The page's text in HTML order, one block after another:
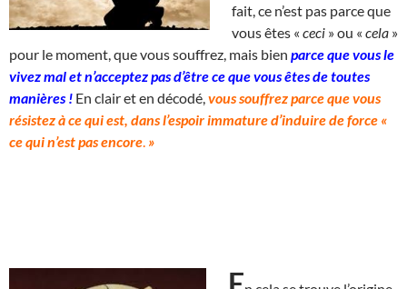
fait, ce n’est pas parce que
vous êtes « ceci » ou « cela »
pour le moment, que vous souffrez, mais bien parce que vous le
vivez mal et n’acceptez pas d’être ce que vous êtes de toutes
manières ! En clair et en décodé, vous souffrez parce que vous
résistez à ce qui est, dans l’espoir immature d’induire de force «
ce qui n’est pas encore »